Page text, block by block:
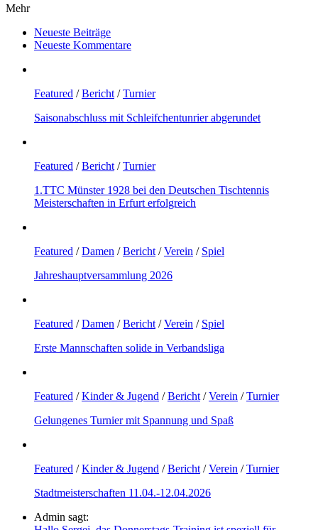
Mehr
Neueste Beiträge
Neueste Kommentare
Featured /Bericht /Turnier
Saisonabschluss mit Schleifchentunrier abgerundet
Featured /Bericht /Turnier
1.TTC Münster 1928 bei den Deutschen Tischtennis
Meisterschaften in Erfurt erfolgreich
Featured /Damen /Bericht /Verein / Spiel
Jahreshauptversammlung 2026
Featured /Damen /Bericht /Verein / Spiel
Erste Mannschaften solide in Verbandsliga
Featured /Kinder & Jugend /Bericht /Verein /Turnier
Gelungenes Turnier mit Spannung und Spaß
Featured /Kinder & Jugend /Bericht /Verein /Turnier
Stadtmeisterschaften 11.04.-12.04.2026
Admin sagt: